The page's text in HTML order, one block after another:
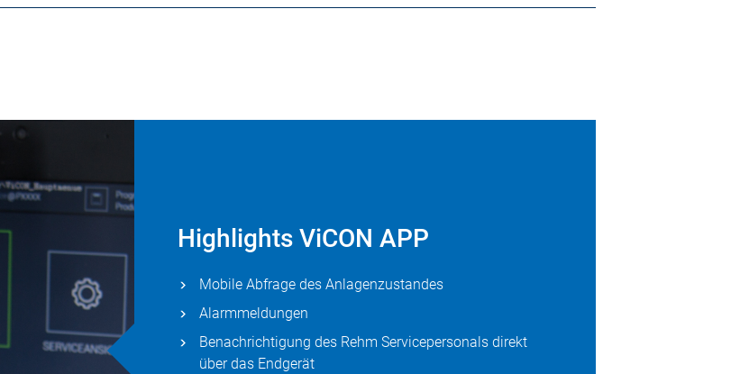
Highlights ViCON APP
Mobile Abfrage des Anlagenzustandes
Alarmmeldungen
Benachrichtigung des Rehm Servicepersonals direkt
über das Endgerät